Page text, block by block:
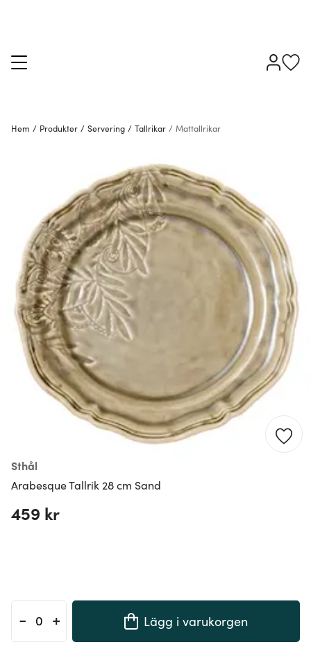
Hem / Produkter / Servering / Tallrikar / Mattallrikar
Sthål
Arabesque Tallrik 28 cm Sand
459 kr
- + Lägg i varukorgen